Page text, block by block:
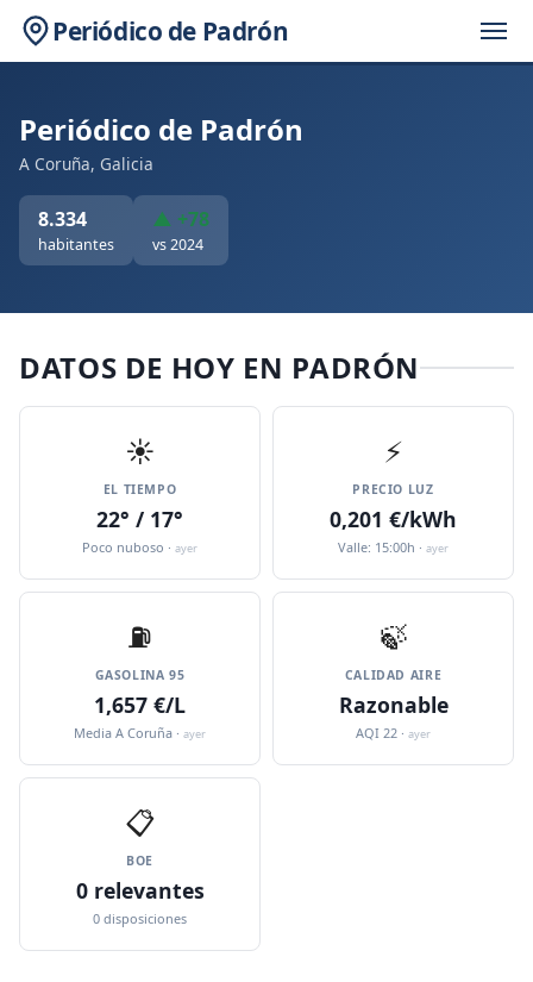
Periódico de Padrón
Periódico de Padrón
A Coruña, Galicia
8.334
habitantes
▲ +78
vs 2024
DATOS DE HOY EN PADRÓN
☀️
EL TIEMPO
22° / 17°
Poco nuboso · ayer
⚡
PRECIO LUZ
0,201 €/kWh
Valle: 15:00h · ayer
⛽️
GASOLINA 95
1,657 €/L
Media A Coruña · ayer
🍃
CALIDAD AIRE
Razonable
AQI 22 · ayer
📋
BOE
0 relevantes
0 disposiciones